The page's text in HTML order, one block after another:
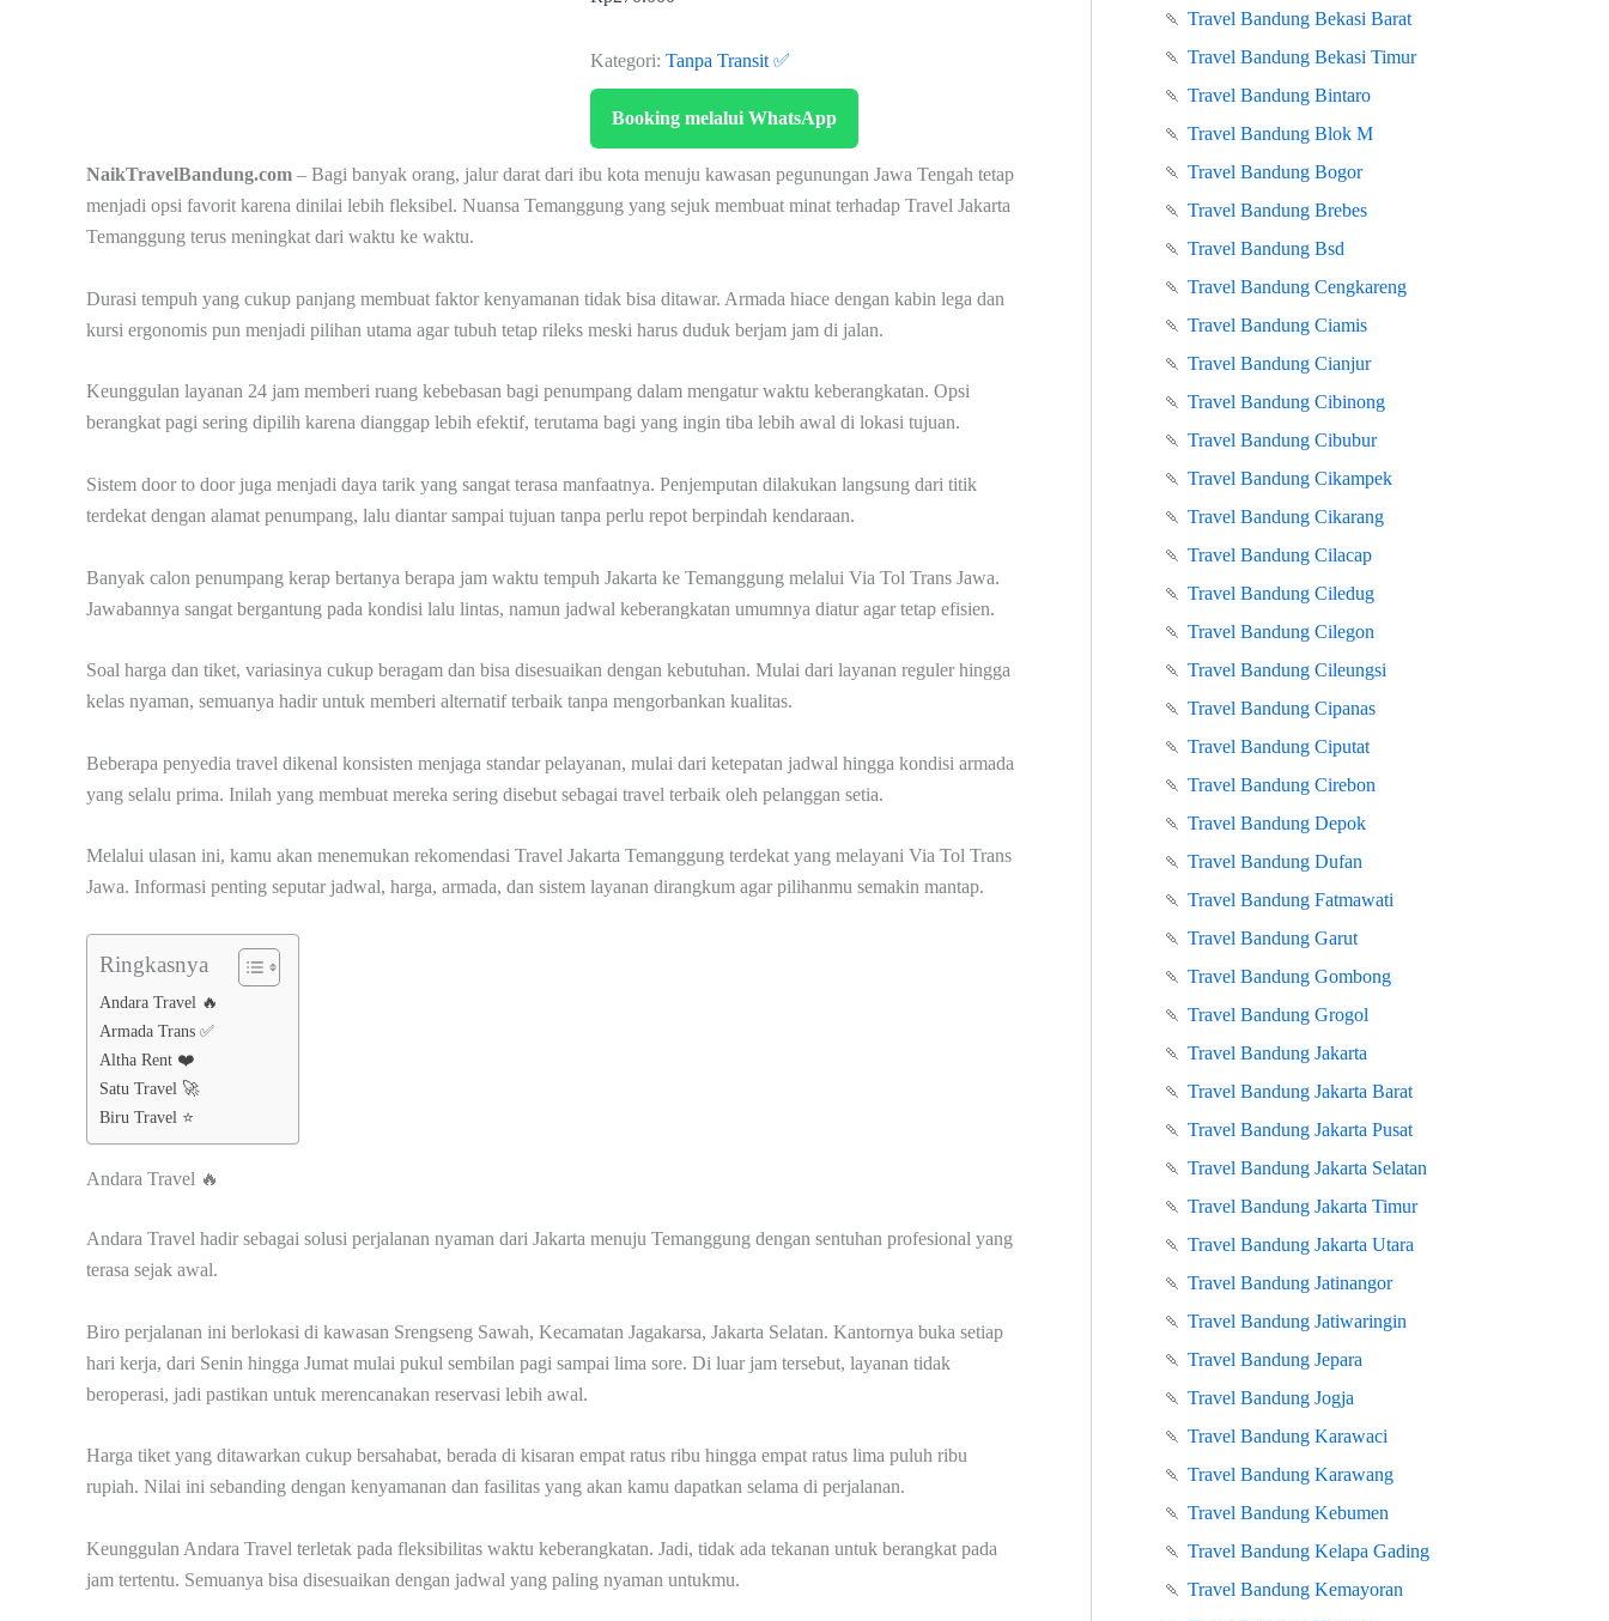
Kategori: Tanpa Transit ✅
Booking melalui WhatsApp
NaikTravelBandung.com – Bagi banyak orang, jalur darat dari ibu kota menuju kawasan pegunungan Jawa Tengah tetap
menjadi opsi favorit karena dinilai lebih fleksibel. Nuansa Temanggung yang sejuk membuat minat terhadap Travel Jakarta
Temanggung terus meningkat dari waktu ke waktu.
Durasi tempuh yang cukup panjang membuat faktor kenyamanan tidak bisa ditawar. Armada hiace dengan kabin lega dan
kursi ergonomis pun menjadi pilihan utama agar tubuh tetap rileks meski harus duduk berjam jam di jalan.
Keunggulan layanan 24 jam memberi ruang kebebasan bagi penumpang dalam mengatur waktu keberangkatan. Opsi
berangkat pagi sering dipilih karena dianggap lebih efektif, terutama bagi yang ingin tiba lebih awal di lokasi tujuan.
Sistem door to door juga menjadi daya tarik yang sangat terasa manfaatnya. Penjemputan dilakukan langsung dari titik
terdekat dengan alamat penumpang, lalu diantar sampai tujuan tanpa perlu repot berpindah kendaraan.
Banyak calon penumpang kerap bertanya berapa jam waktu tempuh Jakarta ke Temanggung melalui Via Tol Trans Jawa.
Jawabannya sangat bergantung pada kondisi lalu lintas, namun jadwal keberangkatan umumnya diatur agar tetap efisien.
Soal harga dan tiket, variasinya cukup beragam dan bisa disesuaikan dengan kebutuhan. Mulai dari layanan reguler hingga
kelas nyaman, semuanya hadir untuk memberi alternatif terbaik tanpa mengorbankan kualitas.
Beberapa penyedia travel dikenal konsisten menjaga standar pelayanan, mulai dari ketepatan jadwal hingga kondisi armada
yang selalu prima. Inilah yang membuat mereka sering disebut sebagai travel terbaik oleh pelanggan setia.
Melalui ulasan ini, kamu akan menemukan rekomendasi Travel Jakarta Temanggung terdekat yang melayani Via Tol Trans
Jawa. Informasi penting seputar jadwal, harga, armada, dan sistem layanan dirangkum agar pilihanmu semakin mantap.
Ringkasnya
Andara Travel 🔥
Armada Trans ✅
Altha Rent ❤️
Satu Travel 🚀
Biru Travel ⭐
Andara Travel 🔥
Andara Travel hadir sebagai solusi perjalanan nyaman dari Jakarta menuju Temanggung dengan sentuhan profesional yang
terasa sejak awal.
Biro perjalanan ini berlokasi di kawasan Srengseng Sawah, Kecamatan Jagakarsa, Jakarta Selatan. Kantornya buka setiap
hari kerja, dari Senin hingga Jumat mulai pukul sembilan pagi sampai lima sore. Di luar jam tersebut, layanan tidak
beroperasi, jadi pastikan untuk merencanakan reservasi lebih awal.
Harga tiket yang ditawarkan cukup bersahabat, berada di kisaran empat ratus ribu hingga empat ratus lima puluh ribu
rupiah. Nilai ini sebanding dengan kenyamanan dan fasilitas yang akan kamu dapatkan selama di perjalanan.
Keunggulan Andara Travel terletak pada fleksibilitas waktu keberangkatan. Jadi, tidak ada tekanan untuk berangkat pada
jam tertentu. Semuanya bisa disesuaikan dengan jadwal yang paling nyaman untukmu.
🍡 Travel Bandung Bekasi Barat
🍡 Travel Bandung Bekasi Timur
🍡 Travel Bandung Bintaro
🍡 Travel Bandung Blok M
🍡 Travel Bandung Bogor
🍡 Travel Bandung Brebes
🍡 Travel Bandung Bsd
🍡 Travel Bandung Cengkareng
🍡 Travel Bandung Ciamis
🍡 Travel Bandung Cianjur
🍡 Travel Bandung Cibinong
🍡 Travel Bandung Cibubur
🍡 Travel Bandung Cikampek
🍡 Travel Bandung Cikarang
🍡 Travel Bandung Cilacap
🍡 Travel Bandung Ciledug
🍡 Travel Bandung Cilegon
🍡 Travel Bandung Cileungsi
🍡 Travel Bandung Cipanas
🍡 Travel Bandung Ciputat
🍡 Travel Bandung Cirebon
🍡 Travel Bandung Depok
🍡 Travel Bandung Dufan
🍡 Travel Bandung Fatmawati
🍡 Travel Bandung Garut
🍡 Travel Bandung Gombong
🍡 Travel Bandung Grogol
🍡 Travel Bandung Jakarta
🍡 Travel Bandung Jakarta Barat
🍡 Travel Bandung Jakarta Pusat
🍡 Travel Bandung Jakarta Selatan
🍡 Travel Bandung Jakarta Timur
🍡 Travel Bandung Jakarta Utara
🍡 Travel Bandung Jatinangor
🍡 Travel Bandung Jatiwaringin
🍡 Travel Bandung Jepara
🍡 Travel Bandung Jogja
🍡 Travel Bandung Karawaci
🍡 Travel Bandung Karawang
🍡 Travel Bandung Kebumen
🍡 Travel Bandung Kelapa Gading
🍡 Travel Bandung Kemayoran